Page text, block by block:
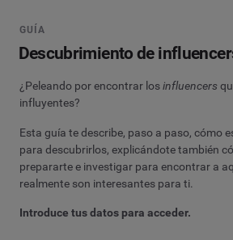
GUÍA
Descubrimiento de
¿Peleando por encontrar losinfluencers
influyentes?
Esta guía te describe, paso a paso, cómo
para descubrirlos, explicándote también
prepararte e investigar para encontrar a
realmente son interesantes para ti.
Introduce tus datos para acceder.